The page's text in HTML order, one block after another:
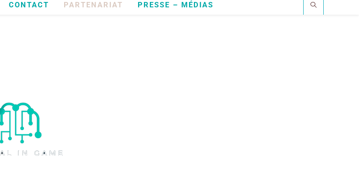
CONTACT PARTENARIAT PRESSE – MÉDIAS